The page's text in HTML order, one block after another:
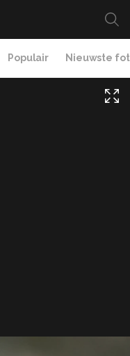
Populair Nieuwste